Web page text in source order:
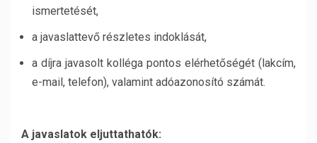
ismertetését,
a javaslattevő részletes indoklását,
a díjra javasolt kolléga pontos elérhetőségét (lakcím,
e-mail, telefon), valamint adóazonosító számát.
A javaslatok eljuttathatók: